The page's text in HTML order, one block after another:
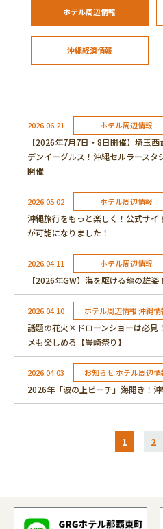
ホテル周辺情報
沖縄経済情報
2026.06.21 ホテル周辺情報
【2026年7月7日・8日開催】埼玉
デンイーグルス！沖縄セルラースタ
開催
2026.05.02 ホテル周辺情報
沖縄旅行をもっと楽しく！公式サイ
が可能になりました！
2026.04.11 ホテル周辺情報
【2026年GW】海を駆ける龍の雄姿
2026.04.10 ホテル周辺情報 沖縄情
話題の花火×ドローンショーは必見
メも楽しめる【豊崎祭り】
2026.04.03 お知らせ ホテル周辺情
2026年「波の上ビーチ」海開き！
1 2